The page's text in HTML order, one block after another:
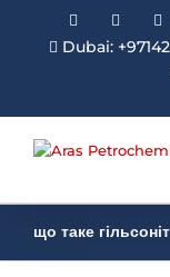
FacebookLinkedin
Dubai:
що таке гільсоніт